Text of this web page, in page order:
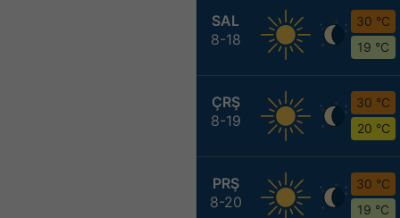
SAL
8-18
30 °C
19 °C
ÇRŞ
8-19
30 °C
20 °C
PRŞ
8-20
30 °C
19 °C